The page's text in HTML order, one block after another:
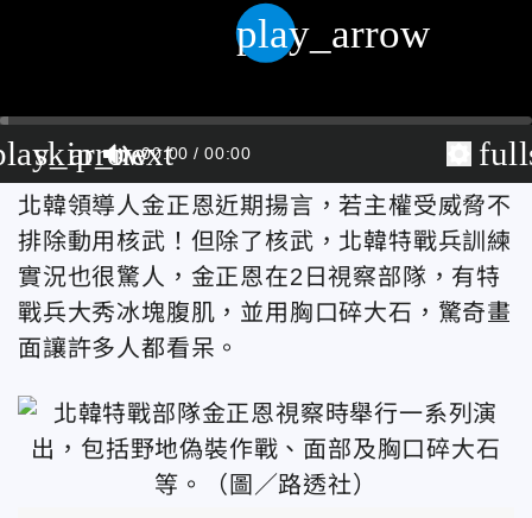
skip_next
00:00 00:00
play_arrow
北韓領導人金正恩近期揚言，若主權受威脅不
排除動用核武！但除了核武，北韓特戰兵訓練
實況也很驚人，金正恩在2日視察部隊，有特
戰兵大秀冰塊腹肌，並用胸口碎大石，驚奇畫
面讓許多人都看呆。